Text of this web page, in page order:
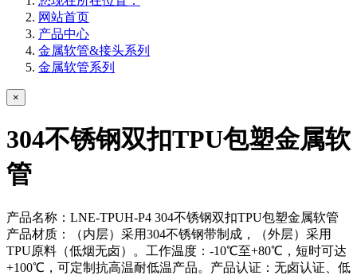
网站首页
产品中心
金属软管&接头系列
金属软管系列
×
304不锈钢双扣TPU包塑金属软
管
产品名称：LNE-TPUH-P4 304不锈钢双扣TPU包塑金属软管
产品材质：（内层）采用304不锈钢带制成，（外层）采用
TPU原料（低烟无卤）。工作温度：-10℃至+80℃，短时可达
+100℃，可定制抗高温耐低温产品。产品认证：无卤认证、低